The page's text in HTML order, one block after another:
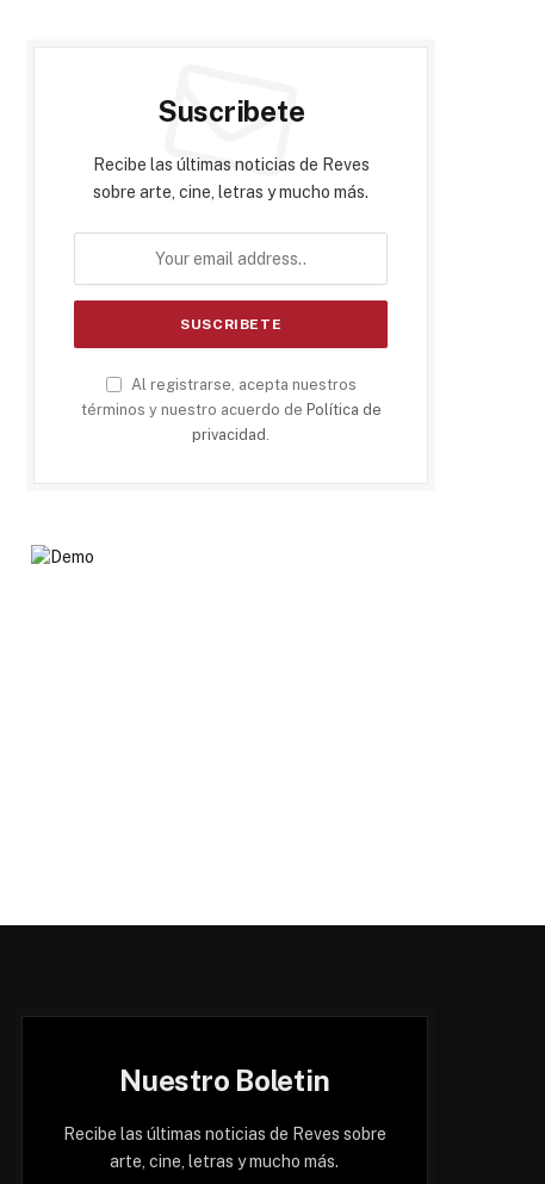
Suscribete
Recibe las últimas noticias de Reves
sobre arte, cine, letras y mucho más.
Al registrarse, acepta nuestros
términos y nuestro acuerdo de Política de
privacidad
Nuestro Boletin
Recibe las últimas noticias de Reves sobre
arte, cine, letras y mucho más.